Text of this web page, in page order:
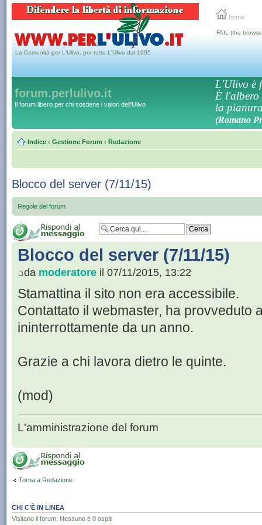
home
La Comunità per L'Ulivo, per tutto L'Ulivo dal 1995
FAIL (the
forum.perlulivo.it
Il forum libero per chi sostiene i valori dell'Ulivo
L'Ulivo è
È l'albero
la
(Romano
Indice ‹ Gestione Forum ‹ Redazione
Blocco del server (7/11/15)
Regole del forum
Blocco del server (7/11/15)
da moderatore il 07/11/2015, 13:22
Stamattina il sito non era accessibile.
Contattato il webmaster, ha provveduto
ininterrottamente da un anno.
Grazie a chi lavora dietro le quinte.
(mod)
L'amministrazione del forum
Torna a Redazione
CHI C’È IN LINEA
Visitano il forum: Nessuno e 0 ospiti